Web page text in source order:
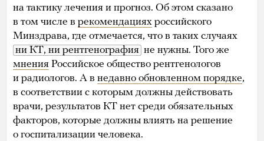
на тактику лечения и прогноз. Об этом сказано
в том числе в рекомендациях российского
Минздрава, где отмечается, что в таких случаях
ни КТ, ни рентгенография не нужны. Того же
мнения Российское общество рентгенологов
и радиологов. А в недавно обновленном порядке,
в соответствии с которым должны действовать
врачи, результатов КТ нет среди обязательных
факторов, которые должны влиять на решение
о госпитализации человека.